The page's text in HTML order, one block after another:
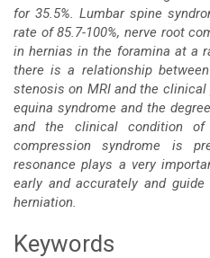
for 35.5%. Lumbar spine
rate of 85.7-100%, nerve root
in hernias in the foramina at a
there is a relationship
stenosis on MRI and the
equina syndrome and the
and the clinical condition
compression syndrome is
resonance plays a very
early and accurately and
herniation.
Keywords